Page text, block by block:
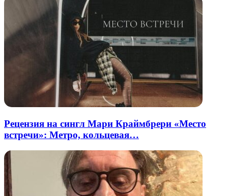
Рецензия на сингл Мари Краймбрери «Место
встречи»: Метро, кольцевая…